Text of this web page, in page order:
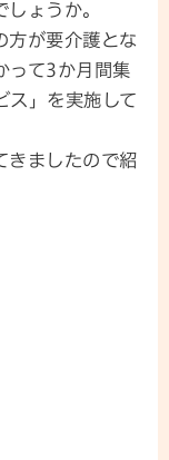
ょうか。
方が要介護とな
って3か月間集
ス」を実施して
きましたので紹